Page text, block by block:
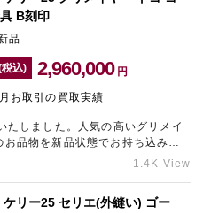
B刻印
品
込) 2,960,000 円
お取引の買取実績
たしました。人気の高いグリメイ
品物を新品状態でお持ち込みい
だきました。エルメスのアイテム
1.4K View
ケリー25 セリエ(外縫い) ゴー